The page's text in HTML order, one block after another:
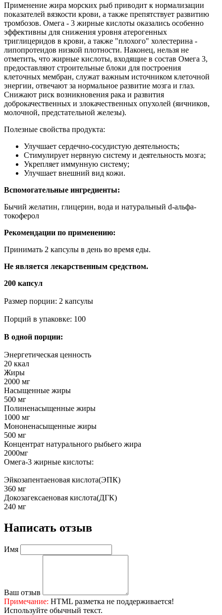
Применение жира морских рыб приводит к нормализации
показателей вязкости крови, а также препятствует развитию
тромбозов. Омега - 3 жирные кислоты оказались особенно
эффективны для снижения уровня атерогенных
триглицеридов в крови, а также "плохого" холестерина -
липопротеидов низкой плотности. Наконец, нельзя не
отметить, что жирные кислоты, входящие в состав Омега 3,
предоставляют строительные блоки для построения
клеточных мембран, служат важным источником клеточной
энергии, отвечают за нормальное развитие мозга и глаз.
Снижают риск возникновения рака и развития
доброкачественных и злокачественных опухолей (яичников,
молочной, предстательной железы).
Полезные свойства продукта:
Улучшает сердечно-сосудистую деятельность;
Стимулирует нервную систему и деятельность мозга;
Укрепляет иммунную систему;
Улучшает внешний вид кожи.
Вспомогательные ингредиенты:
Бычий желатин, глицерин, вода и натуральный d-альфа-
токоферол
Рекомендации по применению:
Принимать 2 капсулы в день во время еды.
Не является лекарственным средством.
200 капсул
Размер порции: 2 капсулы
Порций в упаковке: 100
В одной порции:
Энергетическая ценность
20 ккал
Жиры
2000 мг
Насыщенные жиры
500 мг
Полиненасыщенные жиры
1000 мг
Мононенасыщенные жиры
500 мг
Концентрат натурального рыбьего жира
2000мг
Омега-3 жирные кислоты:
Эйкозапентаеновая кислота(ЭПК)
360 мг
Докозагексаеновая кислота(ДГК)
240 мг
Написать отзыв
Имя
Ваш отзыв
Примечание: HTML разметка не поддерживается!
Используйте обычный текст.